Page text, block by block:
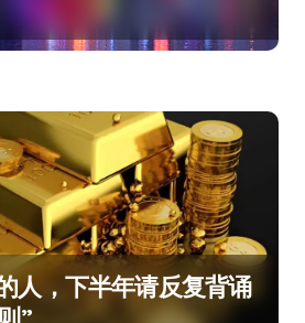
人，下半年请反复背诵